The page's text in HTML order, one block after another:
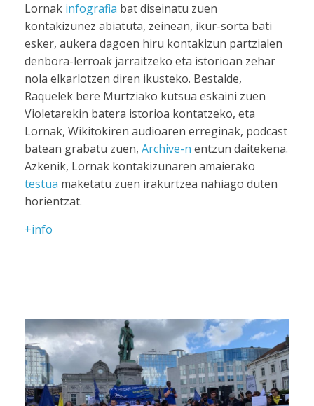
Lornak infografia bat diseinatu zuen
kontakizunez abiatuta, zeinean, ikur-sorta bati
esker, aukera dagoen hiru kontakizun partzialen
denbora-lerroak jarraitzeko eta istorioan zehar
nola elkarlotzen diren ikusteko. Bestalde,
Raquelek bere Murtziako kutsua eskaini zuen
Violetarekin batera istorioa kontatzeko, eta
Lornak, Wikitokiren audioaren erreginak, podcast
batean grabatu zuen, Archive-n entzun daitekena.
Azkenik, Lornak kontakizunaren amaierako
testua maketatu zuen irakurtzea nahiago duten
horientzat.
+info